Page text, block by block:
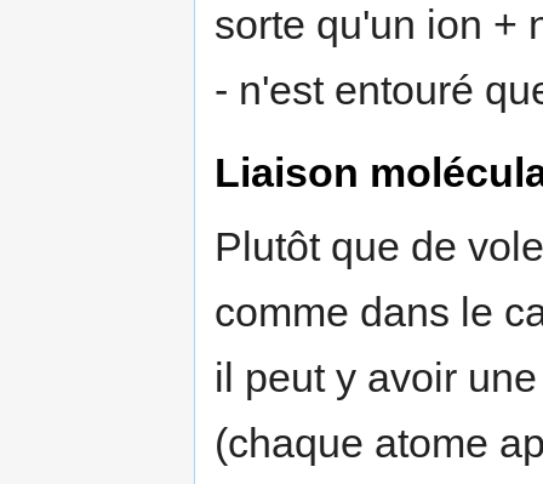
sorte qu'un ion +
- n'est entouré
Liaison
Plutôt que de
comme dans le
il peut y avoir
(chaque atome